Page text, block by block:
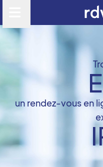
un rendez-vous en